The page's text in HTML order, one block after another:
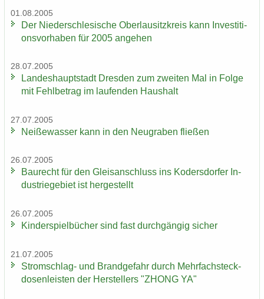
01.08.2005
Der Nie­der­schle­si­sche Ober­lau­sitz­kreis kann In­ves­ti­ti­
ons­vor­ha­ben für 2005 an­ge­hen
28.07.2005
Lan­des­haupt­stadt Dres­den zum zwei­ten Mal in Folge
mit Fehl­be­trag im lau­fen­den Haus­halt
27.07.2005
Nei­ße­was­ser kann in den Neu­gra­ben flie­ßen
26.07.2005
Bau­recht für den Gleis­an­schluss ins Ko­ders­dor­fer In­
dus­trie­ge­biet ist her­ge­stellt
26.07.2005
Kin­der­spiel­bü­cher sind fast durch­gän­gig si­cher
21.07.2005
Stromschlag-​ und Brand­ge­fahr durch Mehr­fach­steck­
do­sen­leis­ten der Her­stel­lers "ZHONG YA"